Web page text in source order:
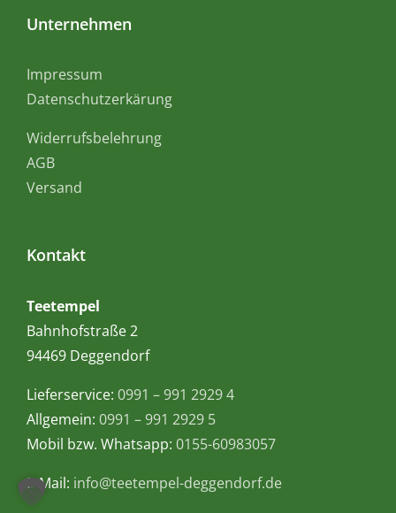
Unternehmen
Impressum
Datenschutzerkärung
Widerrufsbelehrung
AGB
Versand
Kontakt
Teetempel
Bahnhofstraße 2
94469 Deggendorf
Lieferservice: 0991 – 991 2929 4
Allgemein: 0991 – 991 2929 5
Mobil bzw. Whatsapp: 0155-60983057
E-Mail: info@teetempel-deggendorf.de